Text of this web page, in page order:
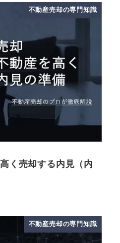
不動産売却の専門知識
く売却する内見（内
不動産売却の専門知識